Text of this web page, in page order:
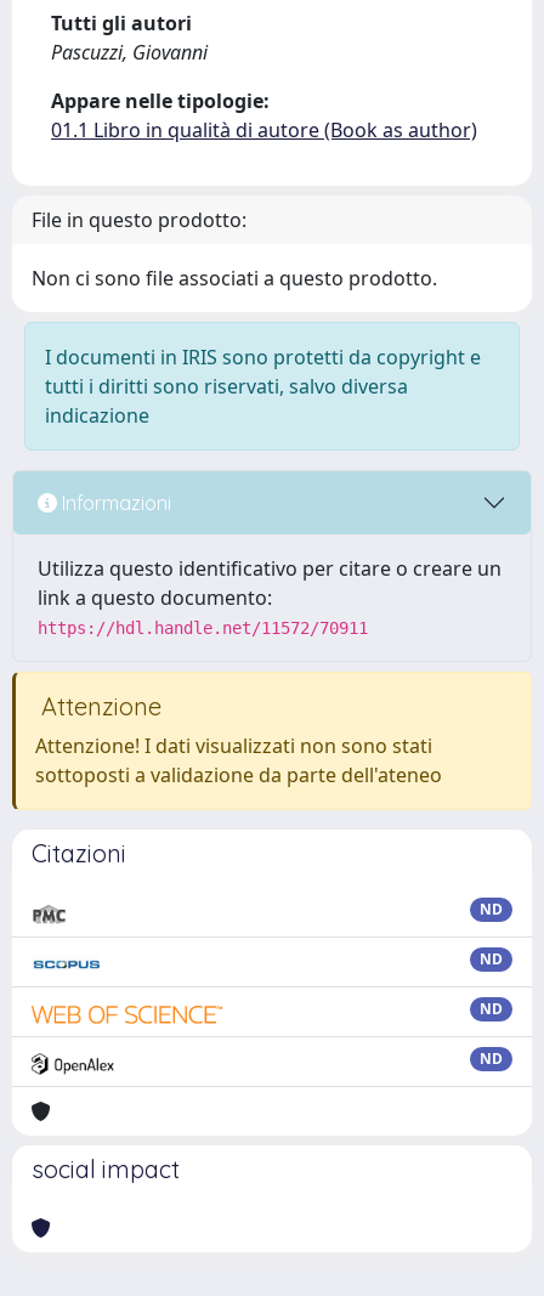
Tutti gli autori
Pascuzzi, Giovanni
Appare nelle tipologie:
01.1 Libro in qualità di autore (Book as author)
File in questo prodotto:
Non ci sono file associati a questo prodotto.
I documenti in IRIS sono protetti da copyright e
tutti i diritti sono riservati, salvo diversa
indicazione
Informazioni
Utilizza questo identificativo per citare o creare un
link a questo documento:
https://hdl.handle.net/11572/70911
Attenzione
Attenzione! I dati visualizzati non sono stati
sottoposti a validazione da parte dell'ateneo
Citazioni
ND
ND
ND
ND
social impact